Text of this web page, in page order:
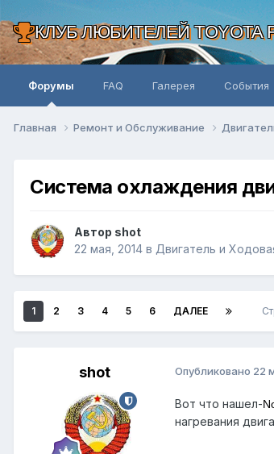
КЛУБ ЛЮБИТЕЛЕЙ TOYOTA
Форумы FAQ Галерея События
Главная Ремонт и Обслуживание
Система охлаждения
Автор shot
22 мая, 2014 в Двигатель и
1 2 3 4 5 6 ДАЛЕЕ
shot Опубликовано 22
Вот что нашел-
нагревания